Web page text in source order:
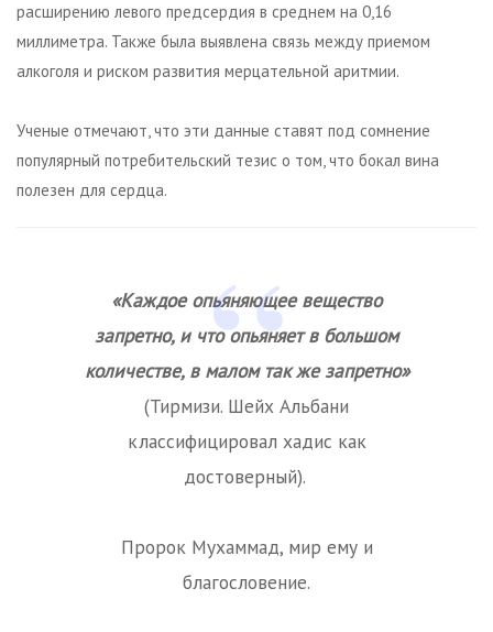
расширению левого предсердия в среднем на 0,16
миллиметра. Также была выявлена связь между приемом
алкоголя и риском развития мерцательной аритмии.
Ученые отмечают, что эти данные ставят под сомнение
популярный потребительский тезис о том, что бокал вина
полезен для сердца.
«Каждое опьяняющее вещество
запретно, и что опьяняет в большом
количестве, в малом так же запретно»
(Тирмизи. Шейх Альбани
классифицировал хадис как
достоверный).
Пророк Мухаммад, мир ему и
благословение.